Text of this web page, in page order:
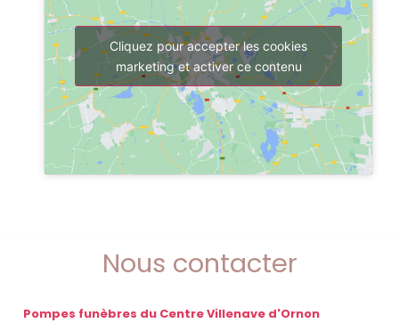
Cliquez pour accepter les cookies
marketing et activer ce contenu
Nous contacter
Pompes funèbres du Centre Villenave d'Ornon